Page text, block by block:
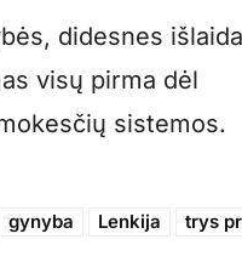
didesnes
visų pirma dėl
sistemos.
gynyba Lenkija trys